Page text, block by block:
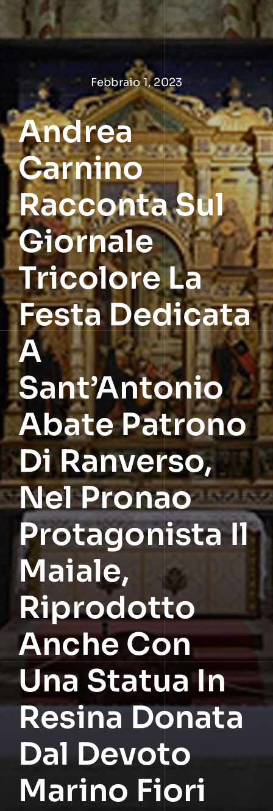
Salta
contenuto
Febbraio 1, 2023
Andrea
Carnino
Racconta Sul
Giornale
Tricolore La
Festa Dedicata
A
Sant’Antonio
Abate Patrono
Di Ranverso,
Nel Pronao
Protagonista Il
Maiale,
Riprodotto
Anche Con
Una Statua In
Resina Donata
Dal Devoto
Marino Fiori